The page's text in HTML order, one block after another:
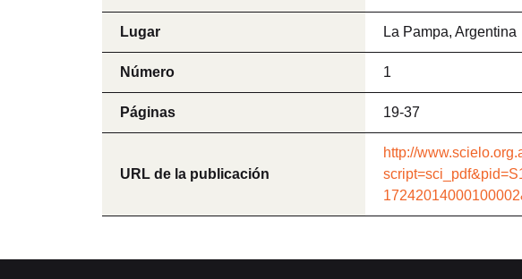
Lugar La Pampa, Argentina
Número 1
Páginas 19-37
URL de la publicación
http://